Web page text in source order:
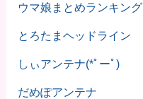
ウマ娘まとめランキング
とろたまヘッドライン
しぃアンテナ(*ﾟーﾟ)
だめぽアンテナ